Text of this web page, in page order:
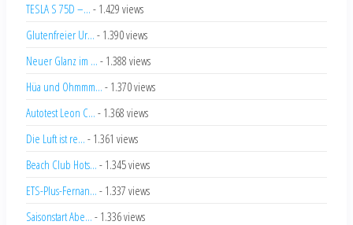
TESLA S 75D –... - 1.429 views
Glutenfreier Ur... - 1.390 views
Neuer Glanz im ... - 1.388 views
Hüa und Ohmmm... - 1.370 views
Autotest Leon C... - 1.368 views
Die Luft ist re... - 1.361 views
Beach Club Hots... - 1.345 views
ETS-Plus-Fernan... - 1.337 views
Saisonstart Abe... - 1.336 views